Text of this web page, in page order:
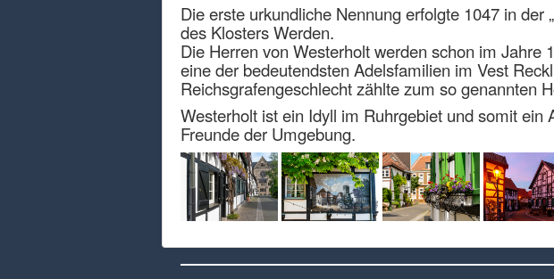
Die erste urkundliche Nennung erfolgte 1047 in der
des Klosters Werden.
Die Herren von Westerholt werden schon im Jahre
eine der bedeutendsten Adelsfamilien im Vest
Reichsgrafengeschlecht zählte zum so genannten
Westerholt ist ein Idyll im Ruhrgebiet und somit ein
Freunde der Umgebung.